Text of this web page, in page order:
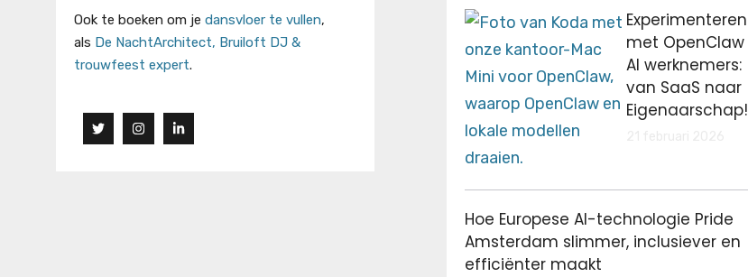
Ook te boeken om je dansvloer te vullen,
als De NachtArchitect, Bruiloft DJ &
trouwfeest expert.
Experimenteren
met OpenClaw
AI werknemers:
van SaaS naar
Eigenaarschap!
Hoe Europese AI-technologie Pride
Amsterdam slimmer, inclusiever en
efficiënter maakt